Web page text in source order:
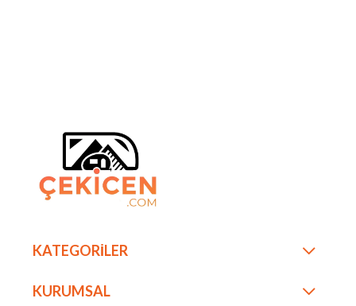
KATEGORİLER
KURUMSAL